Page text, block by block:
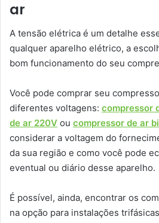
ar
A tensão elétrica é um detalhe
qualquer aparelho elétrico, a
bom funcionamento do seu
Você pode comprar seu
diferentes voltagens: compressor
de ar 220V ou compressor de ar
considerar a voltagem do
da sua região e como você pode
eventual ou diário desse aparelho.
É possível, ainda, encontrar os
na opção para instalações